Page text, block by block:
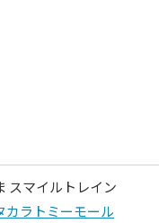
スマイルトレイン
カラトミーモール